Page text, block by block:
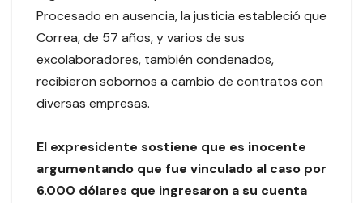
Procesado en ausencia, la justicia estableció que
Correa, de 57 años, y varios de sus
excolaboradores, también condenados,
recibieron sobornos a cambio de contratos con
diversas empresas.
El expresidente sostiene que es inocente
argumentando que fue vinculado al caso por
6.000 dólares que ingresaron a su cuenta